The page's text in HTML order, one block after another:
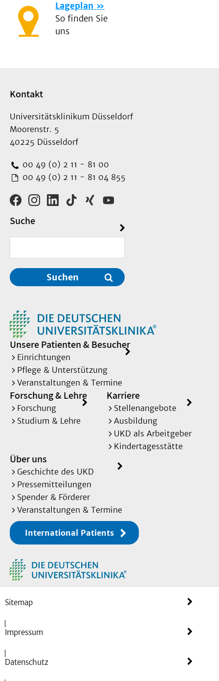
Lageplan
So finden Sie
uns
Kontakt
Universitätsklinikum Düsseldorf
Moorenstr. 5
40225 Düsseldorf
00 49 (0) 2 11 - 81 00
00 49 (0) 2 11 - 81 04 855
Suche
Suchen
Unsere Patienten & Besucher
Einrichtungen
Pflege & Unterstützung
Veranstaltungen & Termine
Forschung & Lehre
Forschung
Studium & Lehre
Karriere
Stellenangebote
Ausbildung
UKD als Arbeitgeber
Kindertagesstätte
Über uns
Geschichte des UKD
Pressemitteilungen
Spender & Förderer
Veranstaltungen & Termine
International Patients
Sitemap
Impressum
Datenschutz